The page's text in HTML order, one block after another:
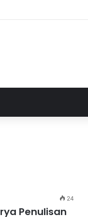
Skorupski
24
Penulisan